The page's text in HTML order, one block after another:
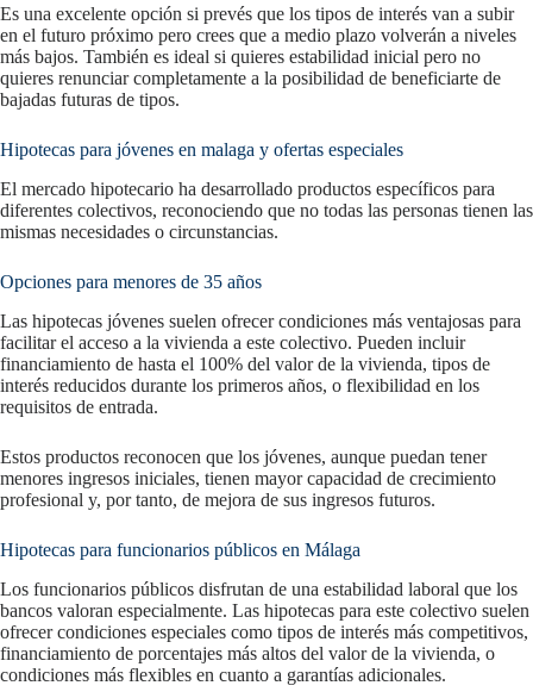
Es una excelente opción si prevés que los tipos de interés van a subir
en el futuro próximo pero crees que a medio plazo volverán a niveles
más bajos. También es ideal si quieres estabilidad inicial pero no
quieres renunciar completamente a la posibilidad de beneficiarte de
bajadas futuras de tipos.
Hipotecas para jóvenes en malaga y ofertas especiales
El mercado hipotecario ha desarrollado productos específicos para
diferentes colectivos, reconociendo que no todas las personas tienen las
mismas necesidades o circunstancias.
Opciones para menores de 35 años
Las hipotecas jóvenes suelen ofrecer condiciones más ventajosas para
facilitar el acceso a la vivienda a este colectivo. Pueden incluir
financiamiento de hasta el 100% del valor de la vivienda, tipos de
interés reducidos durante los primeros años, o flexibilidad en los
requisitos de entrada.
Estos productos reconocen que los jóvenes, aunque puedan tener
menores ingresos iniciales, tienen mayor capacidad de crecimiento
profesional y, por tanto, de mejora de sus ingresos futuros.
Hipotecas para funcionarios públicos en Málaga
Los funcionarios públicos disfrutan de una estabilidad laboral que los
bancos valoran especialmente. Las hipotecas para este colectivo suelen
ofrecer condiciones especiales como tipos de interés más competitivos,
financiamiento de porcentajes más altos del valor de la vivienda, o
condiciones más flexibles en cuanto a garantías adicionales.